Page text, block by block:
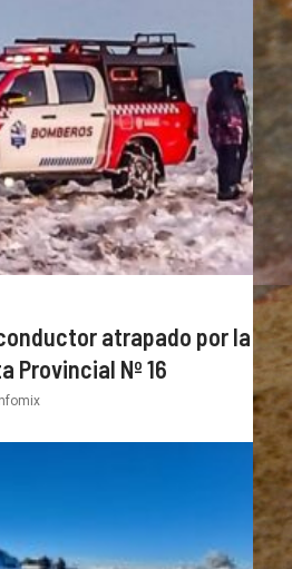
atrapado por la
Provincial Nº 16